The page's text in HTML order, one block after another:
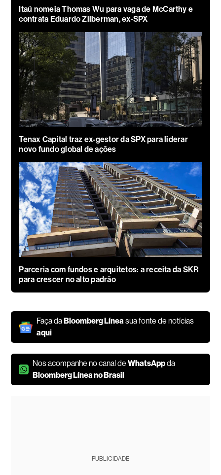
Itaú nomeia Thomas Wu para vaga de McCarthy e
contrata Eduardo Zilberman, ex-SPX
Tenax Capital traz ex-gestor da SPX para liderar
novo fundo global de ações
Parceria com fundos e arquitetos: a receita da SKR
para crescer no alto padrão
Faça da Bloomberg Líneasua fonte de notícias
aqui
Nos acompanhe no canal deWhatsAppda
Bloomberg Línea no Brasil
PUBLICIDADE